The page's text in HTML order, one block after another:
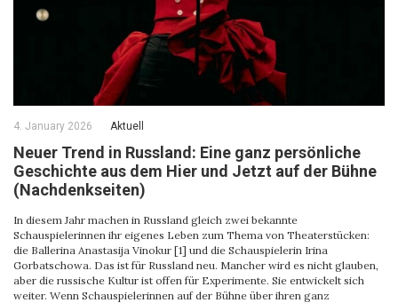
4. January 2026 Aktuell
Neuer Trend in Russland: Eine ganz persönliche
Geschichte aus dem Hier und Jetzt auf der Bühne
(Nachdenkseiten)
In diesem Jahr machen in Russland gleich zwei bekannte
Schauspielerinnen ihr eigenes Leben zum Thema von Theaterstücken:
die Ballerina Anastasija Vinokur [1] und die Schauspielerin Irina
Gorbatschowa. Das ist für Russland neu. Mancher wird es nicht glauben,
aber die russische Kultur ist offen für Experimente. Sie entwickelt sich
weiter. Wenn Schauspielerinnen auf der Bühne über ihren ganz